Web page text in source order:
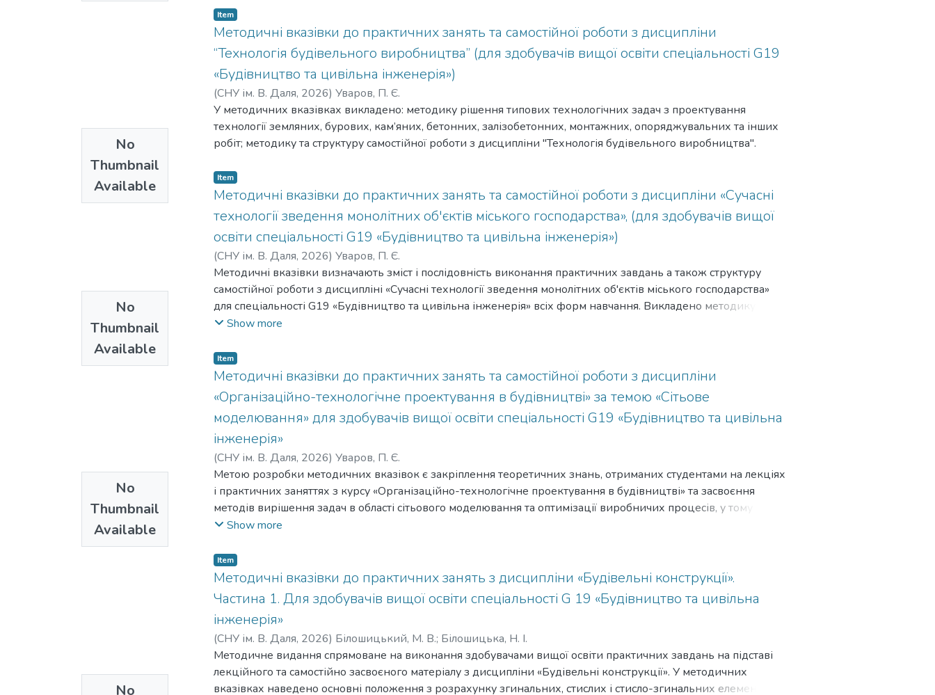
прийнятих рішень.
No
Thumbnail
Available
Item
Методичні вказівки до практичних занять та самостійної роботи з дисципліни
“Технологія будівельного виробництва” (для здобувачів вищої освіти спеціальності G19
«Будівництво та цивільна інженерія»)
(СНУ ім. В. Даля, 2026) Уваров, П. Є.
У методичних вказівках викладено: методику рішення типових технологічних задач з проектування
технології земляних, бурових, кам’яних, бетонних, залізобетонних, монтажних, опоряджувальних та інших
робіт; методику та структуру самостійної роботи з дисципліни "Технологія будівельного виробництва".
No
Thumbnail
Available
Item
Методичні вказівки до практичних занять та самостійної роботи з дисципліни «Сучасні
технології зведення монолітних об'єктів міського господарства», (для здобувачів вищої
освіти спеціальності G19 «Будівництво та цивільна інженерія»)
(СНУ ім. В. Даля, 2026) Уваров, П. Є.
Методичні вказівки визначають зміст і послідовність виконання практичних завдань а також структуру
самостійної роботи з дисципліні «Сучасні технології зведення монолітних об'єктів міського господарства»
для спеціальності G19 «Будівництво та цивільна інженерія» всіх форм навчання. Викладено методику
вирішення типових організаційно-технологічних задач у будівельному виробництві при проектуванні
Show more
No
Thumbnail
Available
Item
Методичні вказівки до практичних занять та самостійної роботи з дисципліни
«Організаційно-технологічне проектування в будівництві» за темою «Сітьове
моделювання» для здобувачів вищої освіти спеціальності G19 «Будівництво та цивільна
інженерія»
(СНУ ім. В. Даля, 2026) Уваров, П. Є.
Метою розробки методичних вказівок є закріплення теоретичних знань, отриманих студентами на лекціях
і практичних заняттях з курсу «Організаційно-технологічне проектування в будівництві» та засвоєння
методів вирішення задач в області сітьового моделювання та оптимізації виробничих процесів, у тому числі
будівельних. Методичні вказівки вміщують чотири задачі з сітьового моделювання.
Show more
No
Item
Методичні вказівки до практичних занять з дисципліни «Будівельні конструкції».
Частина 1. Для здобувачів вищої освіти спеціальності G 19 «Будівництво та цивільна
інженерія»
(СНУ ім. В. Даля, 2026) Білошицький, М. В.; Білошицька, Н. І.
Методичне видання спрямоване на виконання здобувачами вищої освіти практичних завдань на підставі
лекційного та самостійно засвоєного матеріалу з дисципліни «Будівельні конструкції». У методичних
вказівках наведено основні положення з розрахунку згинальних, стислих і стисло-згинальних елементів